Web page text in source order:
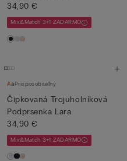
34,90 €
Mix&Match 3+1 ZADARMO
Prispôsobiteľný
Čipkovaná Trojuholníková
Podprsenka Lara
34,90 €
Mix&Match 3+1 ZADARMO